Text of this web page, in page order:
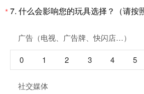
*7. 什么会影响您的玩具选择？（请按
广告（电视、广告牌、快闪店…）
0 1 2 3 4 5
社交媒体